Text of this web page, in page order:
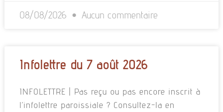
08/08/2026 Aucun commentaire
Infolettre du 7 août 2026
INFOLETTRE | Pas reçu ou pas encore inscrit à
l’infolettre paroissiale ? Consultez-la en